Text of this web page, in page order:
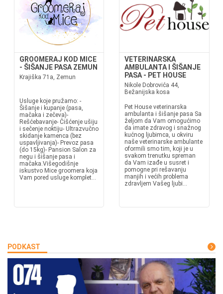
GROOMERAJ KOD MICE
- ŠIŠANJE PASA ZEMUN
Krajiška 71a, Zemun
Usluge koje pružamo: -
Šišanje i kupanje (pasa,
mačaka i zečeva)-
Rešćebavanje- Čišćenje ušiju
i sečenje noktiju- Ultrazvučno
skidanje kamenca (bez
uspavljivanja)- Prevoz pasa
(do 15kg)- Pansion Salon za
negu i šišanje pasa i
mačaka.Višegodišnje
iskustvo Mice groomera koja
Vam pored usluge komplet...
VETERINARSKA
AMBULANTA I ŠIŠANJE
PASA - PET HOUSE
Nikole Dobrovića 44,
Bežanijska kosa
Pet House veterinarska
ambulanta i šišanje pasa Sa
željom da Vam omogućimo
da imate zdravog i snažnog
kućnog ljubimca, u okviru
naše veterinarske ambulante
oformili smo tim, koji je u
svakom trenutku spreman
da Vam izađe u susret i
pomogne pri rešavanju
manjih i većih problema
zdravljem Vašeg ljubi...
PODKAST